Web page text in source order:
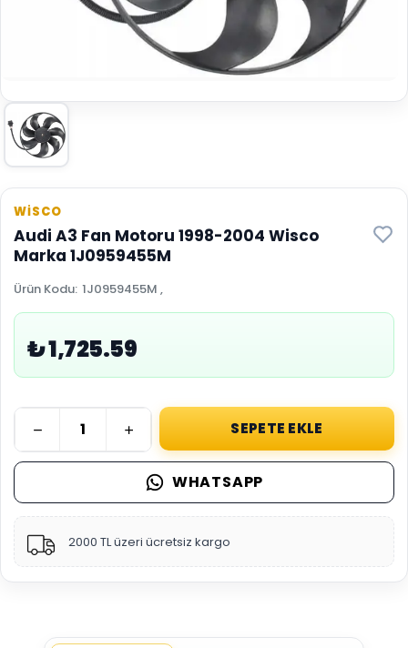
WİSCO
Audi A3 Fan Motoru 1998-2004 Wisco
Marka 1J0959455M
Ürün Kodu: 1J0959455M ,
₺ 1,725.59
SEPETE EKLE
WHATSAPP
2000 TL üzeri ücretsiz kargo